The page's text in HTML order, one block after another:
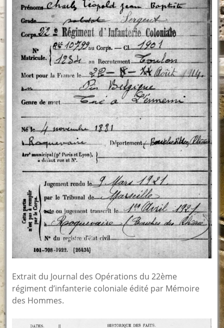
Extrait du Journal des Opérations du 22ème
régiment d’infanterie coloniale édité par Mémoire
des Hommes.